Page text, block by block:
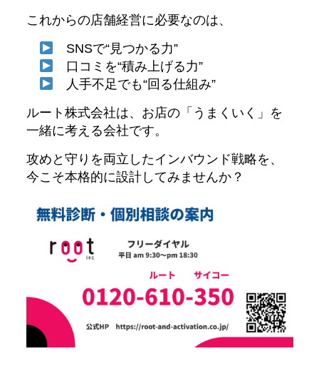
これからの店舗経営に必要なのは、
SNSで“見つかる力”
口コミを“積み上げる力”
人手不足でも“回る仕組み”
ルート株式会社は、お店の「うまくいく」を
一緒に考える会社です。
攻めと守りを両立したインバウンド戦略を、
今こそ本格的に設計してみませんか？